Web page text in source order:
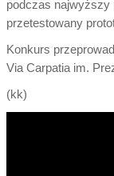
podczas najwyższy
przetestowany
Konkurs
Via Carpatia im.
(kk)